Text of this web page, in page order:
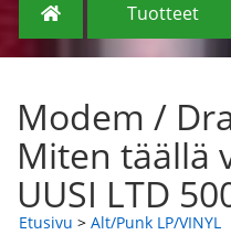
Tuotteet
Modem /
Miten täällä
UUSI LTD
Etusivu > Alt/Punk LP/VINYL